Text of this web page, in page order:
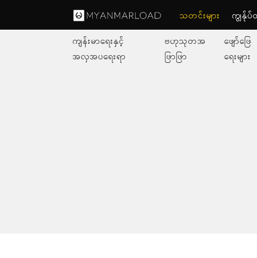
သတင်းများ ကျွနု်ပ်
ကျန်းမာရေးနှင့်
အလှအပရေးရာ
ဗဟုသုတအ
ဖြာဖြာ
ဖျော်ဖြေ
ရေးများ